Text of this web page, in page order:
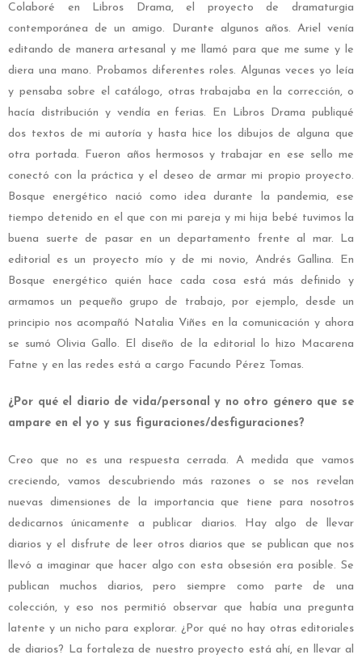
Colaboré en Libros Drama, el proyecto de dramaturgia
contemporánea de un amigo. Durante algunos años. Ariel venía
editando de manera artesanal y me llamó para que me sume y le
diera una mano. Probamos diferentes roles. Algunas veces yo leía
y pensaba sobre el catálogo, otras trabajaba en la corrección, o
hacía distribución y vendía en ferias. En Libros Drama publiqué
dos textos de mi autoría y hasta hice los dibujos de alguna que
otra portada. Fueron años hermosos y trabajar en ese sello me
conectó con la práctica y el deseo de armar mi propio proyecto.
Bosque energético nació como idea durante la pandemia, ese
tiempo detenido en el que con mi pareja y mi hija bebé tuvimos la
buena suerte de pasar en un departamento frente al mar. La
editorial es un proyecto mío y de mi novio, Andrés Gallina. En
Bosque energético quién hace cada cosa está más definido y
armamos un pequeño grupo de trabajo, por ejemplo, desde un
principio nos acompañó Natalia Viñes en la comunicación y ahora
se sumó Olivia Gallo. El diseño de la editorial lo hizo Macarena
Fatne y en las redes está a cargo Facundo Pérez Tomas.
¿Por qué el diario de vida/personal y no otro género que se
ampare en el yo y sus figuraciones/desfiguraciones?
Creo que no es una respuesta cerrada. A medida que vamos
creciendo, vamos descubriendo más razones o se nos revelan
nuevas dimensiones de la importancia que tiene para nosotros
dedicarnos únicamente a publicar diarios. Hay algo de llevar
diarios y el disfrute de leer otros diarios que se publican que nos
llevó a imaginar que hacer algo con esta obsesión era posible. Se
publican muchos diarios, pero siempre como parte de una
colección, y eso nos permitió observar que había una pregunta
latente y un nicho para explorar. ¿Por qué no hay otras editoriales
de diarios? La fortaleza de nuestro proyecto está ahí, en llevar al